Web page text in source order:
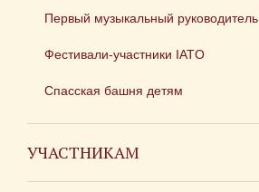
Первый музыкальный руководитель
Фестивали-участники IATO
Спасская башня детям
УЧАСТНИКАМ